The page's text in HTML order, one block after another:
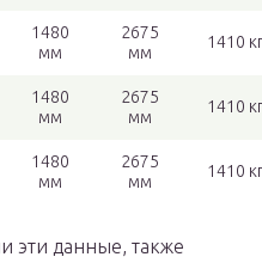
1480
мм
2675
мм
1410 кг
1480
мм
2675
мм
1410 кг
1480
мм
2675
мм
1410 кг
эти данные, также